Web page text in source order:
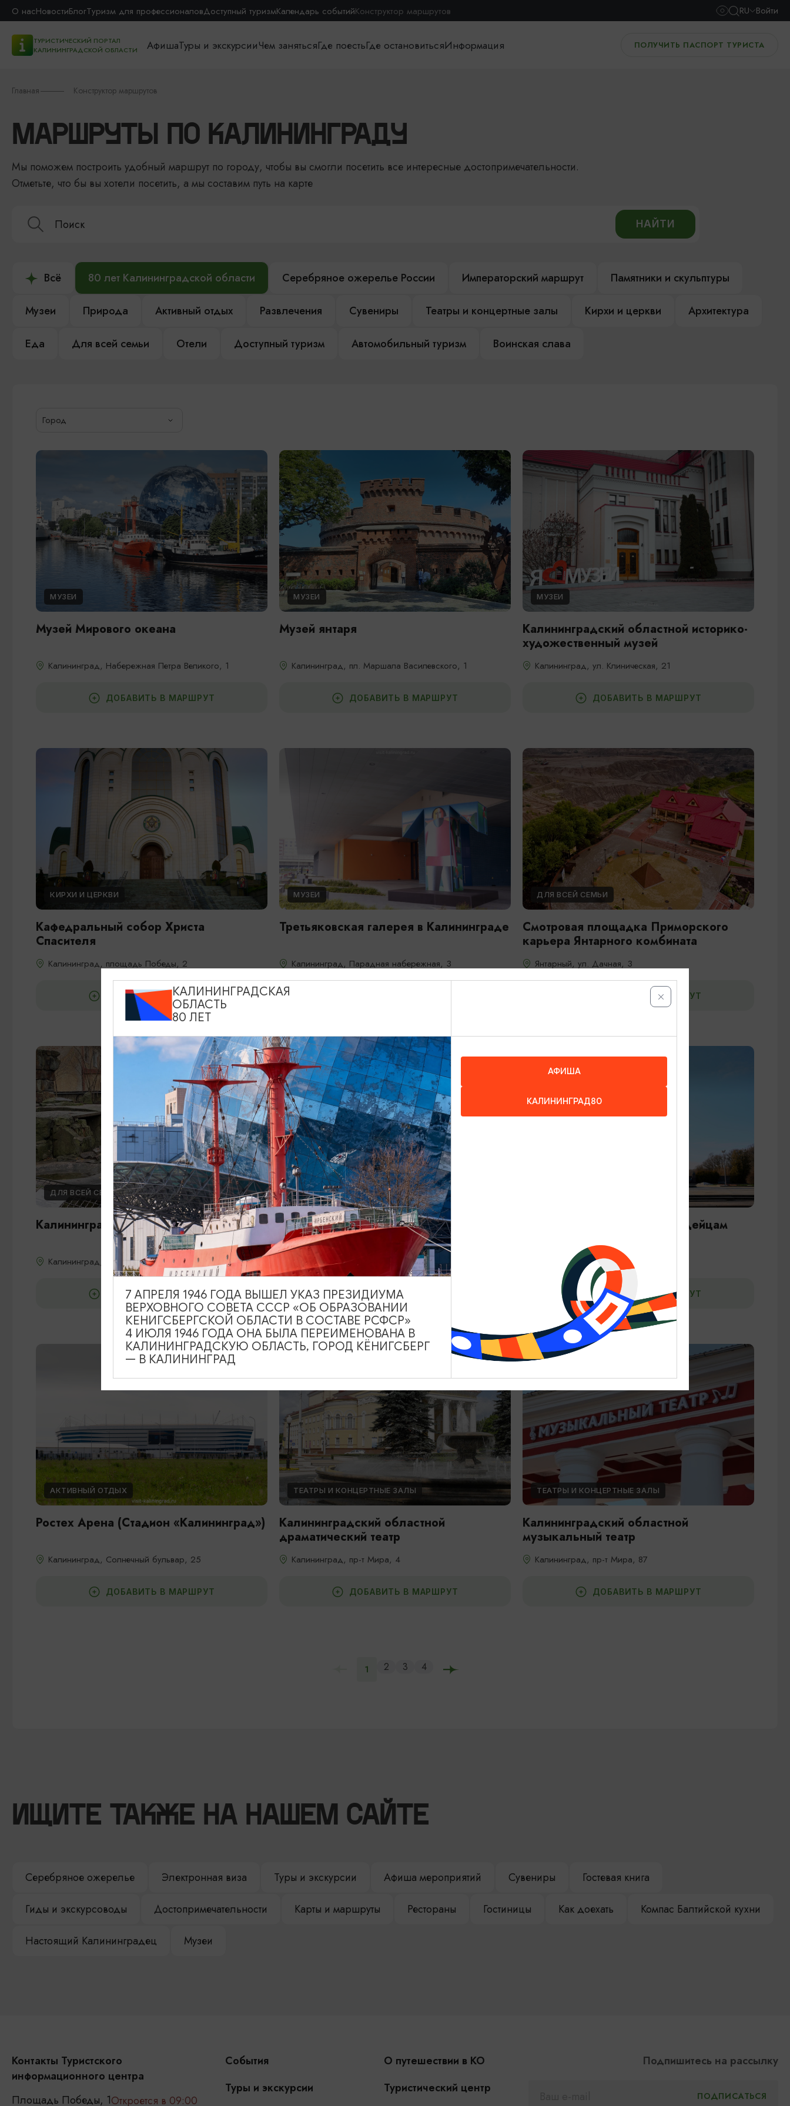
О насНовостиБлогТуризм для профессионаловДоступный туризмКалендарь событийКонструктор маршрутов RU Войти
ТУРИСТИЧЕСКИЙ ПОРТАЛ
КАЛИНИНГРАДСКОЙ ОБЛАСТИ
АфишаТуры и экскурсииЧем занятьсяГде поестьГде остановитьсяИнформация ПОЛУЧИТЬ ПАСПОРТ ТУРИСТА
Главная Конструктор маршрутов
МАРШРУТЫ ПО КАЛИНИНГРАДУ
Мы поможем построить удобный маршрут по городу, чтобы вы смогли посетить все интересные достопримечательности.
Отметьте, что бы вы хотели посетить, а мы составим путь на карте
Всё 80 лет Калининградской области Серебряное ожерелье России Императорский маршрут Памятники и скульптуры
Музеи Природа Активный отдых Развлечения Сувениры Театры и концертные залы Кирхи и церкви Архитектура
Еда Для всей семьи Отели Доступный туризм Автомобильный туризм Воинская слава
Город
МУЗЕИ
Музей Мирового океана
Калининград, Набережная Петра Великого, 1
ДОБАВИТЬ В МАРШРУТ
МУЗЕИ
Музей янтаря
Калининград, пл. Маршала Василевского, 1
ДОБАВИТЬ В МАРШРУТ
МУЗЕИ
Калининградский областной историко-
художественный музей
Калининград, ул. Клиническая, 21
ДОБАВИТЬ В МАРШРУТ
КИРХИ И ЦЕРКВИ
Кафедральный собор Христа
Спасителя
Калининград, площадь Победы, 2
ДОБАВИТЬ В МАРШРУТ
МУЗЕИ
Третьяковская галерея в Калининграде
Калининград, Парадная набережная, 3
ДЛЯ ВСЕЙ СЕМЬИ
Смотровая площадка Приморского
карьера Янтарного комбината
Янтарный, ул. Дачная, 3
ДОБАВИТЬ В МАРШРУТ
ДЛЯ ВСЕЙ СЕМЬИ
Калининградский зоопарк
Калининград, пр-т Мира, 26
ДОБАВИТЬ В МАРШРУТ
МУЗЕИ
Калининградский музей
изобразительных искусств
Калининград, ул. Ленинский проспект, 83
ДОБАВИТЬ В МАРШРУТ
Памятник 1200 воинам-гвардейцам
Калининград, Гвардейский пр-т
ДОБАВИТЬ В МАРШРУТ
АКТИВНЫЙ ОТДЫХ
Ростех Арена (Стадион «Калининград»)
Калининград, Солнечный бульвар, 25
ДОБАВИТЬ В МАРШРУТ
ТЕАТРЫ И КОНЦЕРТНЫЕ ЗАЛЫ
Калининградский областной
драматический театр
Калининград, пр-т Мира, 4
ДОБАВИТЬ В МАРШРУТ
ТЕАТРЫ И КОНЦЕРТНЫЕ ЗАЛЫ
Калининградский областной
музыкальный театр
Калининград, пр-т Мира, 87
ДОБАВИТЬ В МАРШРУТ
1 2 3 4
ИЩИТЕ ТАКЖЕ НА НАШЕМ САЙТЕ
Серебряное ожерелье Электронная виза Туры и экскурсии Афиша мероприятий Сувениры Гостевая книга
Гиды и экскурсоводы Достопримечательности Карты и маршруты Рестораны Гостиницы Как доехать Компас Балтийской кухни
Настоящий Калининградец Музеи
Контакты Туристского
информационного центра
Площадь Победы, 1Откроется в 09:00
События
Туры и экскурсии
О путешествии в КО
Туристический центр
Подпишитесь на рассылку
КАЛИНИНГРАДСКАЯ
ОБЛАСТЬ
80 ЛЕТ
АФИША
КАЛИНИНГРАД80
7 АПРЕЛЯ 1946 ГОДА ВЫШЕЛ УКАЗ ПРЕЗИДИУМА
ВЕРХОВНОГО СОВЕТА СССР «ОБ ОБРАЗОВАНИИ
КЕНИГСБЕРГСКОЙ ОБЛАСТИ В СОСТАВЕ РСФСР»
4 ИЮЛЯ 1946 ГОДА ОНА БЫЛА ПЕРЕИМЕНОВАНА В
КАЛИНИНГРАДСКУЮ ОБЛАСТЬ, ГОРОД КЁНИГСБЕРГ
— В КАЛИНИНГРАД